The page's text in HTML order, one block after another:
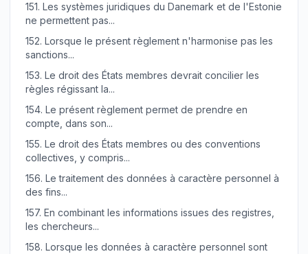
151. Les systèmes juridiques du Danemark et de l'Estonie
ne permettent pas...
152. Lorsque le présent règlement n'harmonise pas les
sanctions...
153. Le droit des États membres devrait concilier les
règles régissant la...
154. Le présent règlement permet de prendre en
compte, dans son...
155. Le droit des États membres ou des conventions
collectives, y compris...
156. Le traitement des données à caractère personnel à
des fins...
157. En combinant les informations issues des registres,
les chercheurs...
158. Lorsque les données à caractère personnel sont